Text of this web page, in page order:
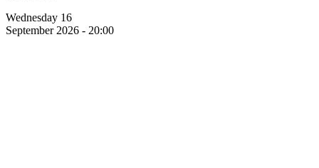
Wednesday 16
September 2026 - 20:00